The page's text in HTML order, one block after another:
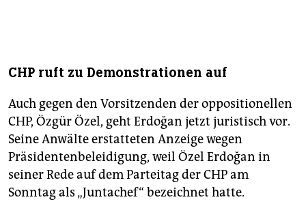
CHP ruft zu Demonstrationen auf
Auch gegen den Vorsitzenden der oppositionellen
CHP, Özgür Özel, geht Erdoğan jetzt juristisch vor.
Seine Anwälte erstatteten Anzeige wegen
Präsidentenbeleidigung, weil Özel Erdoğan in
seiner Rede auf dem Parteitag der CHP am
Sonntag als „Juntachef“ bezeichnet hatte.